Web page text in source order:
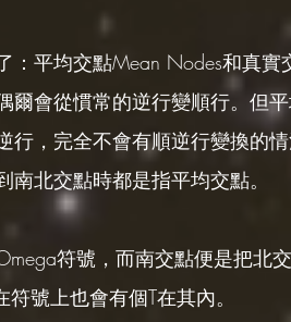
：平均交點Mean Nodes和真實
爾會從慣常的逆行變順行。但
行，完全不會有順逆行變換的
北交點時都是指平均交點。
符號，而南交點便是把北
號上也會有個T在其內。